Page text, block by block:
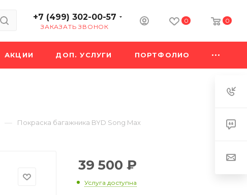
+7 (499) 302-00-57
ЗАКАЗАТЬ ЗВОНОК
0 0
АКЦИИ ДОП. УСЛУГИ ПОРТФОЛИО
— Покраска багажника BYD Song Max
39 500 ₽
Услуга доступна